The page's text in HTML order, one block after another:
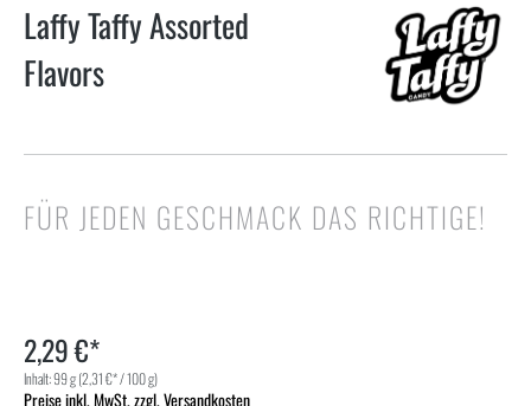
Laffy Taffy Assorted
Flavors
FÜR JEDEN GESCHMACK DAS RICHTIGE!
2,29 €*
Inhalt:99 g(2,31 €* / 100 g)
Preise inkl. MwSt. zzgl. Versandkosten